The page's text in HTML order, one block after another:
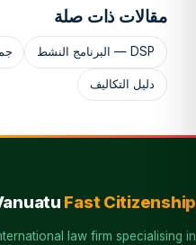
مقالات ذات صلة
DSP — البرنامج النشط
دليل التكاليف
Fast Citizenship
law firm specialising in